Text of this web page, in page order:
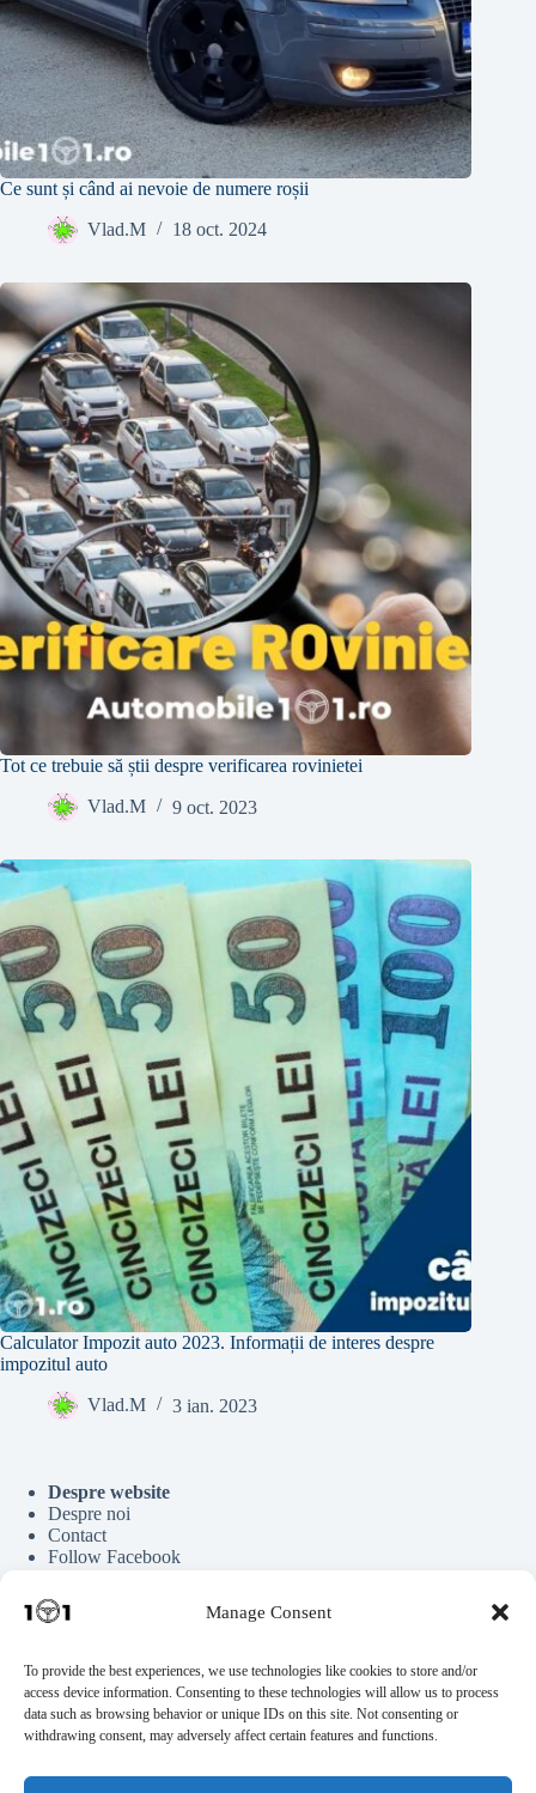
Manage Consent
To provide the best experiences, we use technologies like cookies to store and/or
access device information. Consenting to these technologies will allow us to process
data such as browsing behavior or unique IDs on this site. Not consenting or
withdrawing consent, may adversely affect certain features and functions.
Ce sunt și când ai nevoie de numere roșii
Vlad.M 18 oct. 2024
Tot ce trebuie să știi despre verificarea rovinietei
Vlad.M 9 oct. 2023
Calculator Impozit auto 2023. Informații de interes despre
impozitul auto
Vlad.M 3 ian. 2023
Despre website
Despre noi
Contact
Follow Facebook
Follow Youtube
Follow Tiktok
Parteneriate
Publicitate
Scrie pentru noi